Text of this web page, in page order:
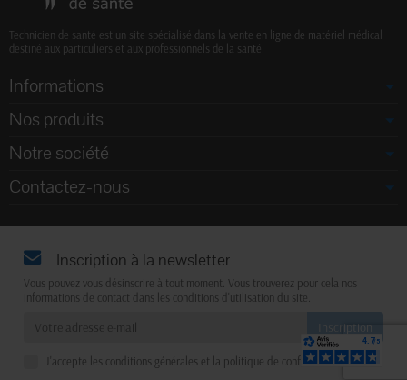
Technicien de santé est un site spécialisé dans la vente en ligne de matériel médical
destiné aux particuliers et aux professionnels de la santé.
Informations
Nos produits
Notre société
Contactez-nous
Inscription à la newsletter
Vous pouvez vous désinscrire à tout moment. Vous trouverez pour cela nos
informations de contact dans les conditions d'utilisation du site.
J'accepte les conditions générales et la politique de confidentialité